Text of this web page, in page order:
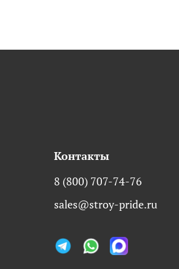
Контакты
8 (800) 707-74-76
sales@stroy-pride.ru